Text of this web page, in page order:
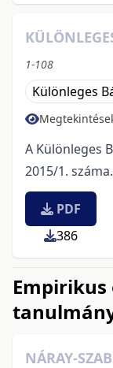
1-108
Különleges
A Különleges
2015/1. száma.
PDF
386
Empirikus
NÁRAY-